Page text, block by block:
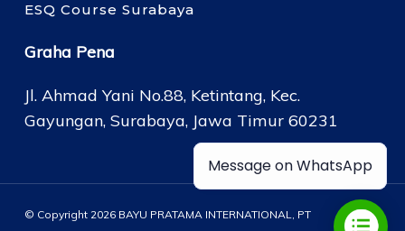
ESQ Course Surabaya
Graha Pena
Jl. Ahmad Yani No.88, Ketintang, Kec.
Gayungan, Surabaya, Jawa Timur 60231
© Copyright 2026 BAYU PRATAMA INTERNATIONAL, PT
Message on WhatsApp